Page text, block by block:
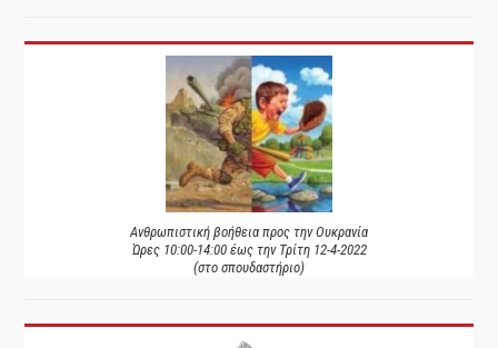
Ανθρωπιστική βοήθεια προς την Ουκρανία
Ώρες 10:00-14:00 έως την Τρίτη 12-4-2022
(στο σπουδαστήριο)